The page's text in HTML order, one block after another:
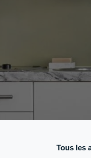
Tous les